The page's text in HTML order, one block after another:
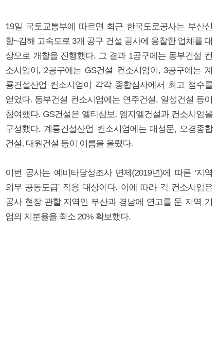
19일 국토교통부에 따르면 최근 한국도로공사는 부산신
항~김해 고속도로 3개 공구 건설 공사에 응찰한 업체를 대
상으로 개찰을 진행했다. 그 결과 1공구에는 동부건설 컨
소시엄이, 2공구에는 GS건설 컨소시엄이, 3공구에는 계
룡건설산업 컨소시엄이 각각 종합심사에서 최고 점수를
얻었다. 동부건설 컨소시엄에는 연주건설, 일성건설 등이
참여했다. GS건설은 엘티삼보, 엠지엘건설과 컨소시엄을
구성했다. 계룡건설산업 컨소시엄에는 대성문, 오경종합
건설, 대원건설 등이 이름을 올렸다.
이번 공사는 예비타당성조사 면제(2019년)에 따른 ‘지역
의무 공동도급’ 적용 대상이다. 이에 따라 각 컨소시엄은
공사 현장 관할 지역인 부산과 경남에 연고를 둔 지역 기
업의 지분율을 최소 20% 확보했다.